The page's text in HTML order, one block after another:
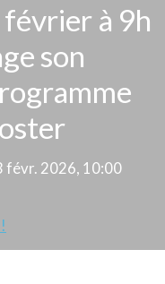
à 9h
son
févr. 2026, 10:00